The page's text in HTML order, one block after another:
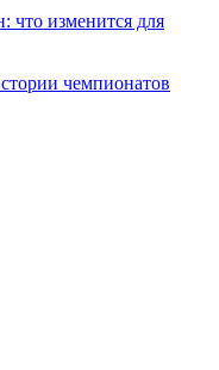
изменится для
чемпионатов